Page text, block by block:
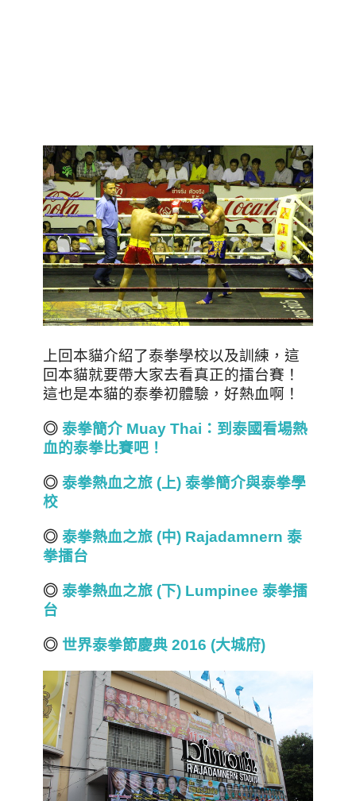
上回本貓介紹了泰拳學校以及訓練，這
回本貓就要帶大家去看真正的擂台賽！
這也是本貓的泰拳初體驗，好熱血啊！
◎ 泰拳簡介 Muay Thai：到泰國看場熱
血的泰拳比賽吧！
◎ 泰拳熱血之旅 (上) 泰拳簡介與泰拳學
校
◎ 泰拳熱血之旅 (中) Rajadamnern 泰
拳擂台
◎ 泰拳熱血之旅 (下) Lumpinee 泰拳擂
台
◎ 世界泰拳節慶典 2016 (大城府)